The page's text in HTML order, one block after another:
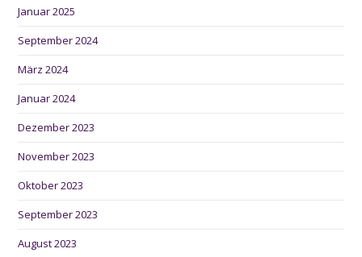
Januar 2025
September 2024
März 2024
Januar 2024
Dezember 2023
November 2023
Oktober 2023
September 2023
August 2023